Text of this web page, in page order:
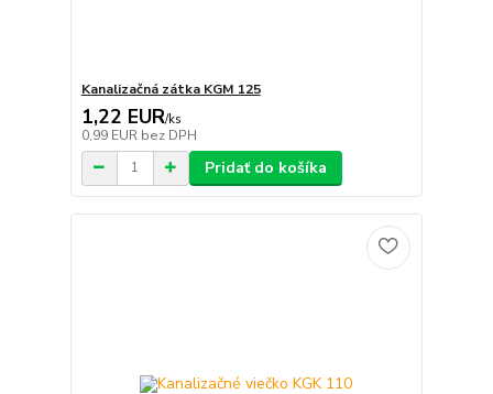
Kanalizačná zátka KGM 125
1,22 EUR/ks
0,99 EUR bez DPH
Pridať do košíka